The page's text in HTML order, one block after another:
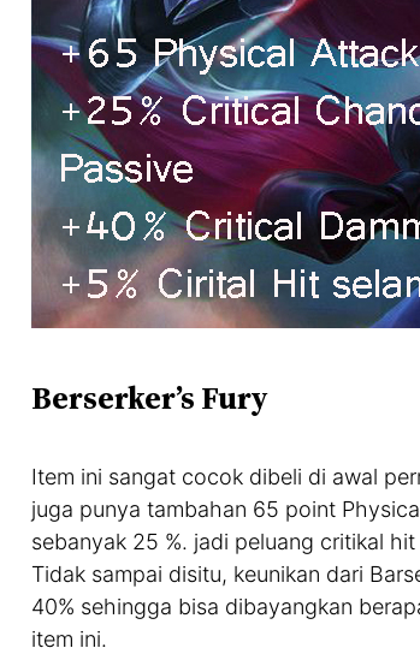
Berserker’s Fury
Item ini sangat cocok dibeli di awal
juga punya tambahan 65 point
sebanyak 25 %. jadi peluang critikal
Tidak sampai disitu, keunikan dari
40% sehingga bisa dibayangkan
item ini.